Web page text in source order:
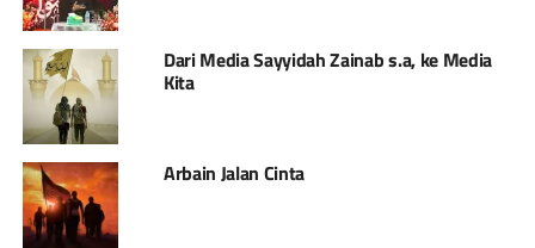
Dari Media Sayyidah Zainab s.a, ke Media
Kita
Arbain Jalan Cinta